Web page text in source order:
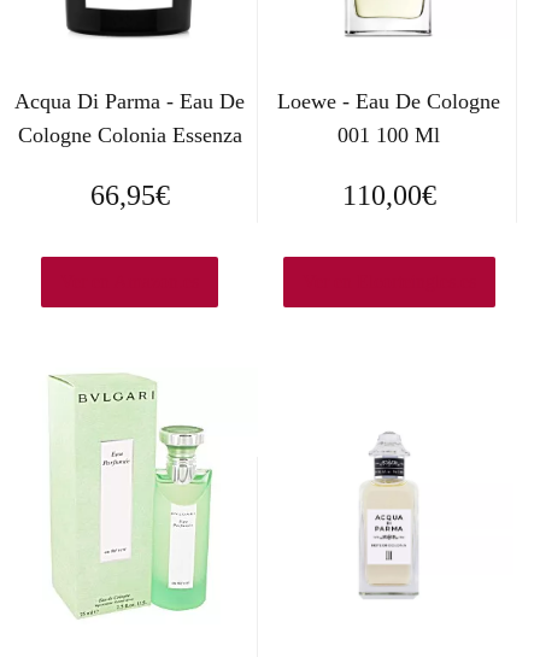
Acqua Di Parma - Eau De
Cologne Colonia Essenza
66,95€
Loewe - Eau De Cologne
001 100 Ml
110,00€